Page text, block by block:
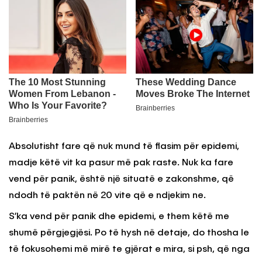
Absolutisht fare që nuk mund të flasim për epidemi,
madje këtë vit ka pasur më pak raste. Nuk ka fare
vend për panik, është një situatë e zakonshme, që
ndodh të paktën në 20 vite që e ndjekim ne.
S’ka vend për panik dhe epidemi, e them këtë me
shumë përgjegjësi. Po të hysh në detaje, do thosha le
të fokusohemi më mirë te gjërat e mira, si psh, që nga